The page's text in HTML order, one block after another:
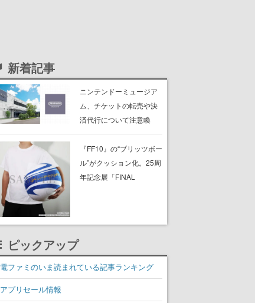
新着記事
ニンテンドーミュージア
ム、チケットの転売や決
済代行について注意喚
起。公式サイト以外で買
ったチケットで入館でき
ない事例が複数発生
『FF10』の“ブリッツボー
ル”がクッション化。25周
年記念展「FINAL
ピックアップ
電ファミのいま読まれている記事ランキング
アプリセール情報